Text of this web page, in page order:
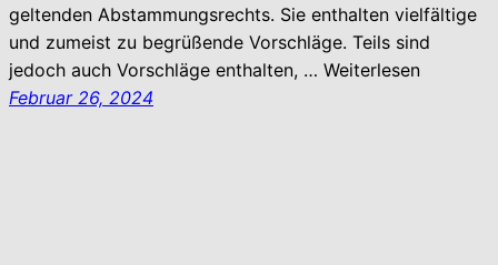
geltenden Abstammungsrechts. Sie enthalten vielfältige
und zumeist zu begrüßende Vorschläge. Teils sind
jedoch auch Vorschläge enthalten, … Weiterlesen
Februar 26, 2024